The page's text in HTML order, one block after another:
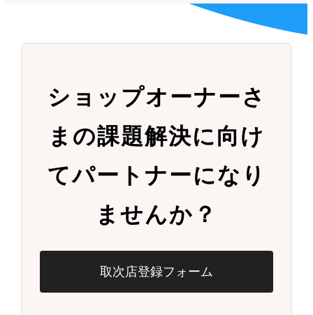
ショップオーナーさ
まの課題解決に向け
てパートナーになり
ませんか？
取次店登録フォーム